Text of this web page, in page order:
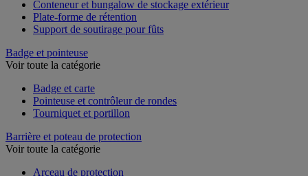
Chariot de rétention
Conteneur et bungalow de stockage extérieur
Plate-forme de rétention
Badge et pointeuse
Badge et carte
Pointeuse et contrôleur de rondes
Barrière et poteau de protection